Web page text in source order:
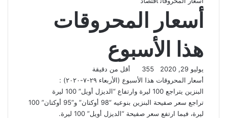
أسعار المحروقات
هذا الأسبوع
يوليو 29, 2020 355
أقل من دقيقة
ف
ي
س
ب
X
ل
ي
ن
ك
و
ا
ت
س
ت
ي
ل
ق
أسعار المحروقات هذا الأسبوع (الأربعاء ٢٩-٧-٢٠٢٠) :
البنزين يتراجع 100 ليرة وارتفاع “الديزل أويل” 100 ليرة
تراجع سعر صفيحة البنزين بنوعيه “98 أوكتان” و”95 أوكتان” 100
ليرة، فيما ارتفع سعر صفيحة “ال​ديزل​ أويل” 100 ليرة.